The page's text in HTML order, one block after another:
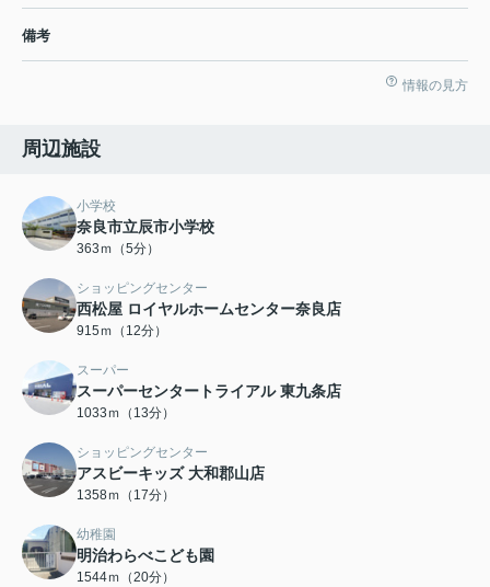
備考
情報の見方
周辺施設
小学校
奈良市立辰市小学校
363ｍ（5分）
ショッピングセンター
西松屋 ロイヤルホームセンター奈良店
915ｍ（12分）
スーパー
スーパーセンタートライアル 東九条店
1033ｍ（13分）
ショッピングセンター
アスビーキッズ 大和郡山店
1358ｍ（17分）
幼稚園
明治わらべこども園
1544ｍ（20分）